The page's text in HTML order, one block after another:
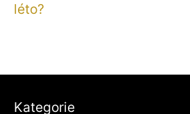
léto?
Kategorie